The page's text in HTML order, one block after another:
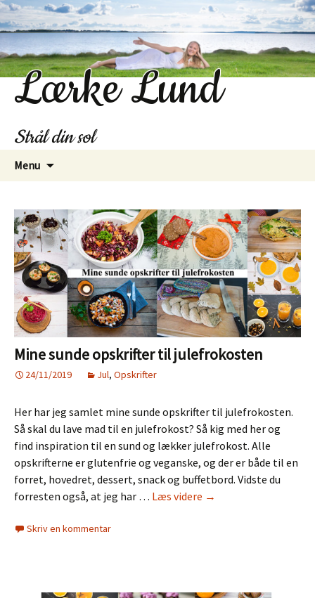
Lærke Lund
Strål din sol
Menu
Mine sunde opskrifter til julefrokosten
24/11/2019 Jul, Opskrifter
Her har jeg samlet mine sunde opskrifter til julefrokosten.
Så skal du lave mad til en julefrokost? Så kig med her og
find inspiration til en sund og lækker julefrokost. Alle
opskrifterne er glutenfrie og veganske, og der er både til en
forret, hovedret, dessert, snack og buffetbord. Vidste du
forresten også, at jeg har … Læs videre Mine
→
Skriv en kommentar